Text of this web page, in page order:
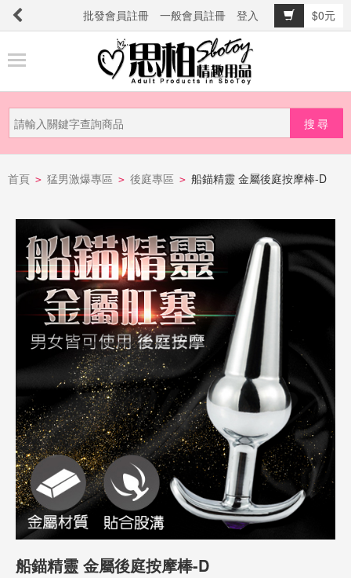
批發會員註冊 一般會員註冊 登入
$0元
品
新
品
市
提
話
或
簡
訊
批
發
說
明
首頁 > 猛男激爆專區 > 後庭專區 > 船錨精靈 金屬後庭按摩棒-D
船錨精靈 金屬後庭按摩棒-D